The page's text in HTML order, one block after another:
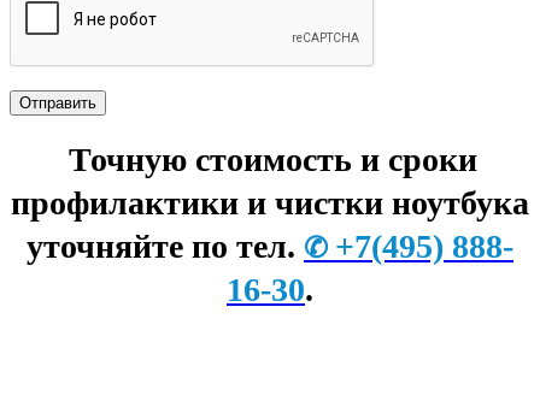
Точную стоимость и сроки
профилактики и чистки ноутбука
уточняйте по тел. ✆ +7(495) 888-
16-30.